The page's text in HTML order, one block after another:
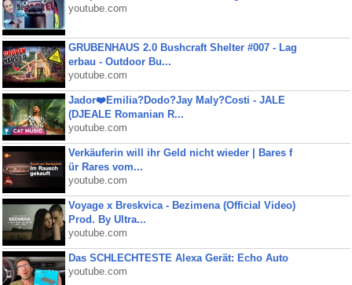
youtube.com
GRUBENHAUS 2.0 Bushcraft Shelter #007 - Lag
erbau - Outdoor Bu...
youtube.com
Jador❤️Emilia?Dodo?Jay Maly?Costi - JALE
(DJEALE Romanian R...
youtube.com
Verkäuferin will ihr Geld nicht wieder | Bares f
ür Rares vom...
youtube.com
Voyage x Breskvica - Bezimena (Official Video)
Prod. By Ultra...
youtube.com
Das SCHLECHTESTE Alexa Gerät: Echo Auto
youtube.com